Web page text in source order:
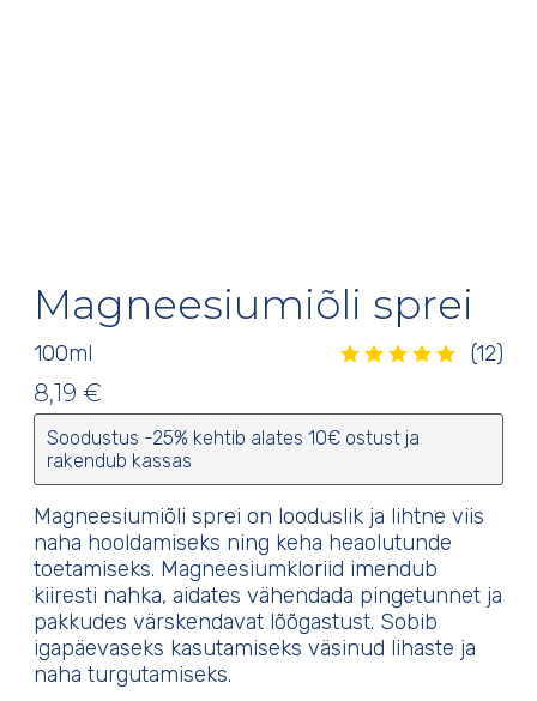
Magneesiumiõli sprei
100ml Hinnatud5.00/5
12kliendi
(12)
8,19 €
Soodustus -25% kehtib alates 10€ ostust ja
rakendub kassas
Magneesiumiõli sprei on looduslik ja lihtne viis
naha hooldamiseks ning keha heaolutunde
toetamiseks. Magneesiumkloriid imendub
kiiresti nahka, aidates vähendada pingetunnet ja
pakkudes värskendavat lõõgastust. Sobib
igapäevaseks kasutamiseks väsinud lihaste ja
naha turgutamiseks.